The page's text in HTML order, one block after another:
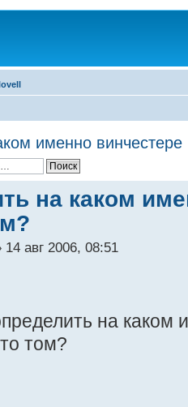
именно
на каком
14 авг 2006, 08:51
на каком
том?